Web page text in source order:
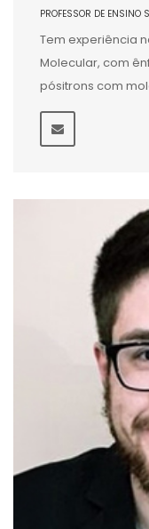
PROFESSOR DE ENSINO
Tem experiência
Molecular, com
pósitrons com